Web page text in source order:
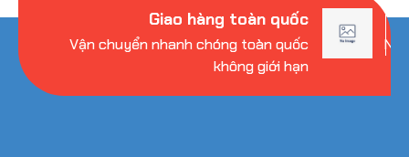
Giao hàng toàn quốc
Vận chuyển nhanh chóng toàn quốc
không giới hạn